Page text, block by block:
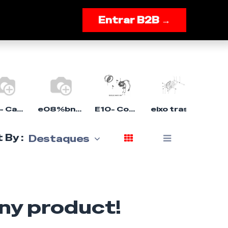
Entrar B2B →
E02- Cabeça do cilindro Mot e08%bn139 E10- Componente magnético Hero 50cc ECS
By : Destaques
product!